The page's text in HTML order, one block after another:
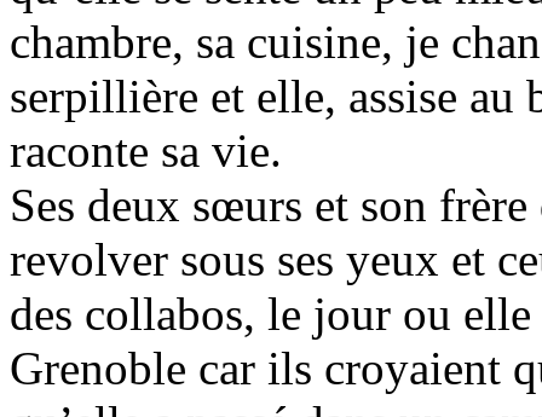
chambre, sa cuisine, je
serpillière et elle, assise au
raconte sa vie.
Ses deux sœurs et son
revolver sous ses yeux et
des collabos, le jour ou
Grenoble car ils croyaient